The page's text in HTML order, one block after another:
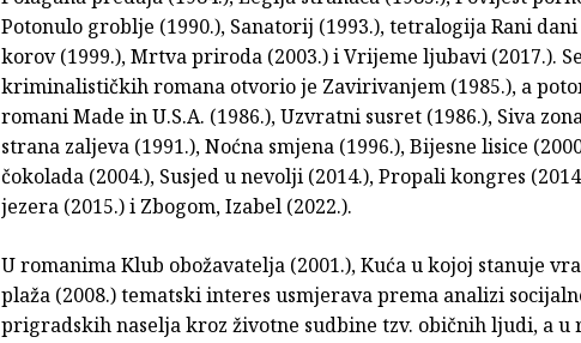
Potonulo groblje (1990.), Sanatorij (1993.), tetralogija Rani
korov (1999.), Mrtva priroda (2003.) i Vrijeme ljubavi (2017.).
kriminalističkih romana otvorio je Zavirivanjem (1985.), a
romani Made in U.S.A. (1986.), Uzvratni susret (1986.), Siva
strana zaljeva (1991.), Noćna smjena (1996.), Bijesne lisice
čokolada (2004.), Susjed u nevolji (2014.), Propali kongres
jezera (2015.) i Zbogom, Izabel (2022.).
U romanima Klub obožavatelja (2001.), Kuća u kojoj stanuje
plaža (2008.) tematski interes usmjerava prema analizi
prigradskih naselja kroz životne sudbine tzv. običnih ljudi, a